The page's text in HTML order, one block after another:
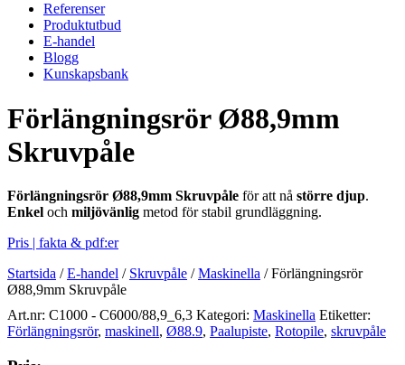
Referenser
Produktutbud
E-handel
Blogg
Kunskapsbank
Förlängningsrör Ø88,9mm
Skruvpåle
Förlängningsrör Ø88,9mm Skruvpåle för att nå större djup.
Enkel och miljövänlig metod för stabil grundläggning.
Pris | fakta & pdf:er
Startsida /E-handel / Skruvpåle /Maskinella /Förlängningsrör
Ø88,9mm Skruvpåle
Art.nr: C1000 - C6000/88,9_6,3 Kategori: Maskinella Etiketter:
Förlängningsrör, maskinell, Ø88.9, Paalupiste, Rotopile, skruvpåle